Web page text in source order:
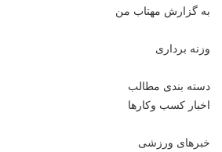
به گزارش مهتاب من
وزنه برداری
دسته بندی مطالب
اخبار کسب وکارها
خبرهای ورزشی